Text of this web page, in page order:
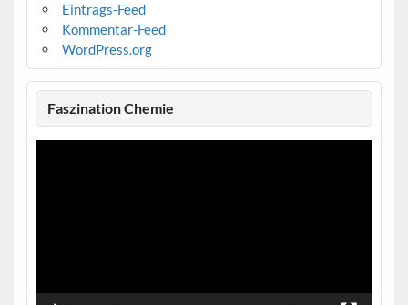
Eintrags-Feed
Kommentar-Feed
WordPress.org
Faszination Chemie
Video-